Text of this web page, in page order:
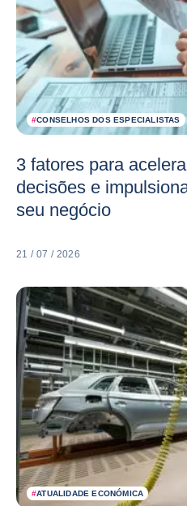
#CONSELHOS DOS ESPECIALISTAS
3 fatores para
decisões e
seu negócio
21 / 07 / 2026
#ATUALIDADE ECONÓMICA